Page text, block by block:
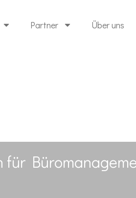
Partner Über uns
für